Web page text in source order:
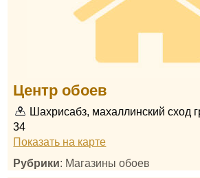
Центр обоев
Шахрисабз, махаллинский сход
34
Показать на карте
Рубрики: Магазины обоев